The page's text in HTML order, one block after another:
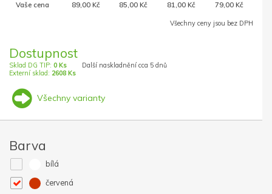
Vaše cena 89,00 Kč 85,00 Kč 81,00 Kč 79,00 Kč
Všechny ceny jsou bez DPH
Dostupnost
Sklad DG TIP: 0 Ks
Externí sklad: 2608 Ks
Další naskladnění cca 5 dnů
Všechny varianty
Barva
bílá
červená